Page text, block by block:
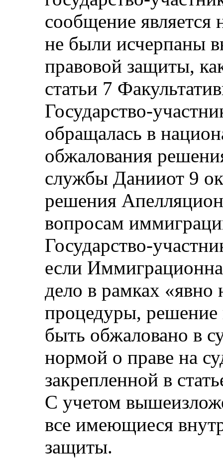
сообщение
не были исчерпаны
правовой защиты,
статьи 7
Государство-
обращалась в
обжалования
службы Данииот 9
решения
вопросам
Государство-
если
дело в рамках «явно
процедуры,
быть обжаловано в
нормой о праве на
закрепленной в
С учетом
все имеющиеся
защиты.